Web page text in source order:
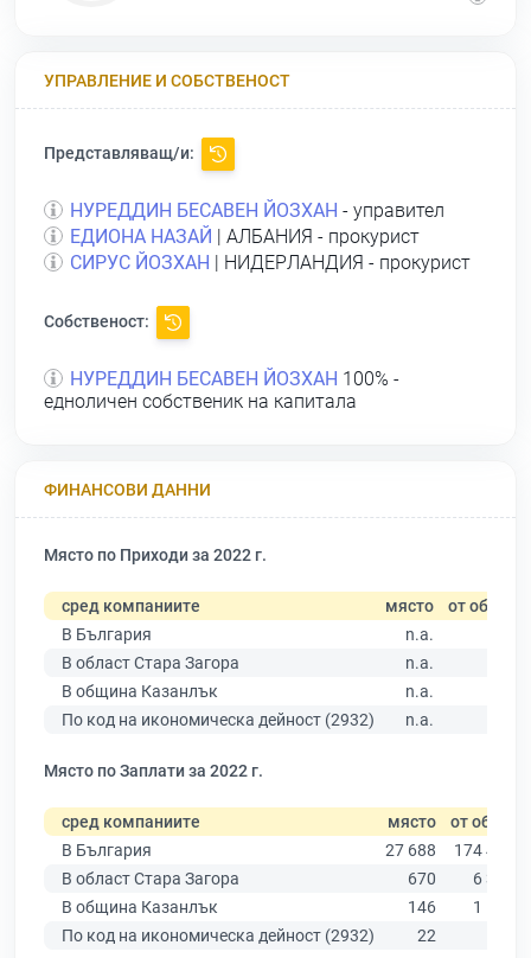
УПРАВЛЕНИЕ И СОБСТВЕНОСТ
Представляващ/и:
НУРЕДДИН БЕСАВЕН ЙОЗХАН - управител
ЕДИОНА НАЗАЙ
| АЛБАНИЯ - прокурист
СИРУС ЙОЗХАН
| НИДЕРЛАНДИЯ - прокурист
Собственост:
НУРЕДДИН БЕСАВЕН ЙОЗХАН 100% -
едноличен собственик на капитала
ФИНАНСОВИ ДАННИ
Място по Приходи за 2022 г.
сред компаниите място от общо
В България
n.a.
В област Стара Загора
n.a.
В община Казанлък
n.a.
По код на икономическа дейност (2932)
n.a.
Място по Заплати за 2022 г.
сред компаниите място от общо
В България
27 688
174 403
В област Стара Загора
670
6 394
В община Казанлък
146
1 531
По код на икономическа дейност (2932)
22